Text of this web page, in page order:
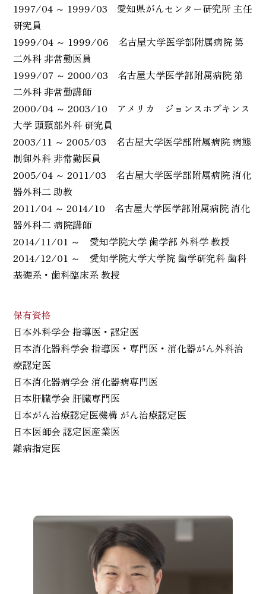
1997/04 ～ 1999/03 愛知県がんセンター研究所 主任
研究員
1999/04 ～ 1999/06 名古屋大学医学部附属病院 第
二外科 非常勤医員
1999/07 ～ 2000/03 名古屋大学医学部附属病院 第
二外科 非常勤講師
2000/04 ～ 2003/10 アメリカ ジョンスホプキンス
大学 頭頸部外科 研究員
2003/11 ～ 2005/03 名古屋大学医学部附属病院 病態
制御外科 非常勤医員
2005/04 ～ 2011/03 名古屋大学医学部附属病院 消化
器外科二 助教
2011/04 ～ 2014/10 名古屋大学医学部附属病院 消化
器外科二 病院講師
2014/11/01 ～ 愛知学院大学 歯学部 外科学 教授
2014/12/01 ～ 愛知学院大学大学院 歯学研究科 歯科
基礎系・歯科臨床系 教授
保有資格
日本外科学会 指導医・認定医
日本消化器科学会 指導医・専門医・消化器がん外科治
療認定医
日本消化器病学会 消化器病専門医
日本肝臓学会 肝臓専門医
日本がん治療認定医機構 がん治療認定医
日本医師会 認定医産業医
難病指定医